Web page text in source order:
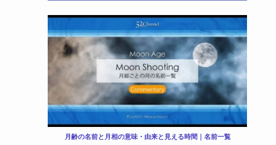
月齢の名前と月相の意味・由来と見える時間｜名前一覧